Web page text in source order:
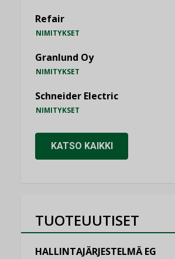
Refair
NIMITYKSET
Granlund Oy
NIMITYKSET
Schneider Electric
NIMITYKSET
KATSO KAIKKI
TUOTEUUTISET
HALLINTAJÄRJESTELMÄ EG